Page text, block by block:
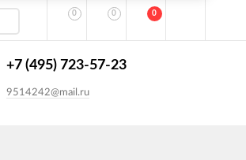
0 0 0
+7 (495) 723-57-23
9514242@mail.ru